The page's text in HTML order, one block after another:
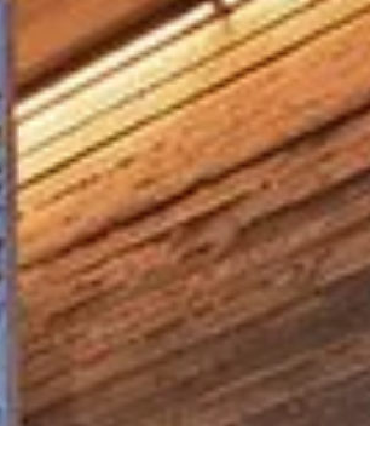
e necessidade que nós
a melhor solução.
da Bepex.